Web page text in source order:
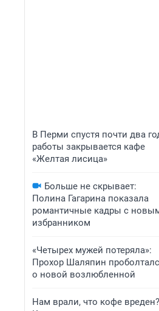
В Перми спустя почти два
работы закрывается кафе
«Желтая лисица»
Больше не скрывает:
Полина Гагарина показала
романтичные кадры с
избранником
«Четырех мужей потеряла»:
Прохор Шаляпин
о новой возлюбленной
Нам врали, что кофе вреден?